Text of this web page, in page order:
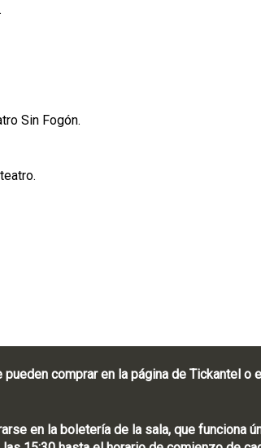
Sin Fogón.
comprar en la página de Tickantel o
en la boletería de la sala, que funciona